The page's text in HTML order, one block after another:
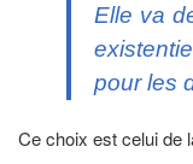
Elle va
pour les
Ce choix est celui de